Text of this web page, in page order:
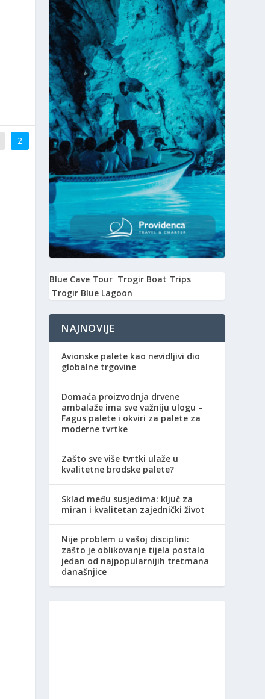
2
Blue Cave Tour Trogir Boat Trips
Trogir Blue Lagoon
NAJNOVIJE
Avionske palete kao nevidljivi dio
globalne trgovine
Domaća proizvodnja drvene
ambalaže ima sve važniju ulogu –
Fagus palete i okviri za palete za
moderne tvrtke
Zašto sve više tvrtki ulaže u
kvalitetne brodske palete?
Sklad među susjedima: ključ za
miran i kvalitetan zajednički život
Nije problem u vašoj disciplini:
zašto je oblikovanje tijela postalo
jedan od najpopularnijih tretmana
današnjice